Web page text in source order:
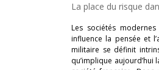
La place du risque
Les sociétés
influence la pensée et
militaire se définit
qu’implique